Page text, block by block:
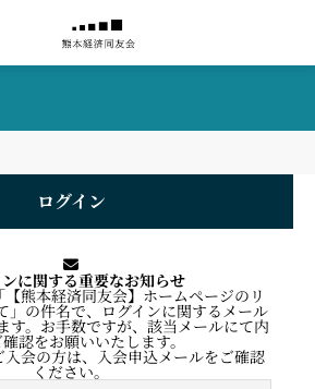
ログイン
ンに関する重要なお知らせ
熊本経済同友会】ホームページのリ
」の件名で、ログインに関するメール
す。お手数ですが、該当メールにて内
認をお願いいたします。
会の方は、入会申込メールをご確認
ください。
ール
ちら